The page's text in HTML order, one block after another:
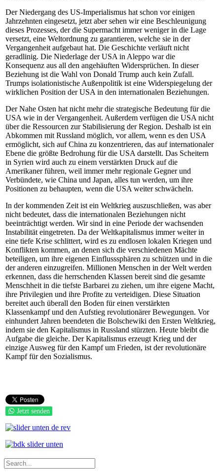
Der Niedergang des US-Imperialismus hat schon vor einigen
Jahrzehnten eingesetzt, jetzt aber sehen wir eine Beschleunigung
dieses Prozesses, der die Supermacht immer weniger in die Lage
versetzt, eine Weltordnung zu garantieren, welche sie in der
Vergangenheit aufgebaut hat. Die Geschichte verläuft nicht
geradlinig. Die Niederlage der USA in Aleppo war die
Konsequenz aus all den angehäuften Widersprüchen. In dieser
Beziehung ist die Wahl von Donald Trump auch kein Zufall.
Trumps isolationistische Außenpolitik ist eine Widerspiegelung der
wirklichen Position der USA in den internationalen Beziehungen.
Der Nahe Osten hat nicht mehr die strategische Bedeutung für die
USA wie in der Vergangenheit. Außerdem verfügen die USA nicht
über die Ressourcen zur Stabilisierung der Region. Deshalb ist ein
Abkommen mit Russland möglich, vor allem, wenn es den USA
ermöglicht, sich auf China zu konzentrieren, das auf internationaler
Ebene die größte Bedrohung für die USA darstellt. Das Scheitern
in Syrien wird auch zu einem verstärkten Druck auf die
Amerikaner führen, weil immer mehr regionale Gegner und
Verbündete, wie China und Japan, alles tun werden, um ihre
Positionen zu behaupten, wenn die USA weiter schwächeln.
In der kommenden Zeit ist ein Weltkrieg auszuschließen, was aber
nicht bedeutet, dass die internationalen Beziehungen nicht
beeinträchtigt werden. Wir sind in eine Periode der wachsenden
Instabilität eingetreten. Da der Weltkapitalismus immer weiter in
eine tiefe Krise schlittert, wird es zu endlosen lokalen Kriegen und
Konflikten kommen, an denen sich die verschiedenen Mächte
beteiligen, um ihre eigenen Einflusssphären zu schützen und in die
der anderen einzugreifen. Millionen Menschen in der Welt werden
erkennen, dass die herrschenden Klassen bereit sind die gesamte
Menschheit in die tiefste Barbarei zu ziehen, um ihre eigene Macht,
ihre Privilegien und ihre Profite zu verteidigen. Diese Situation
bereitet auch überall den Boden für einen verstärkten
Klassenkampf und den Aufstieg revolutionärer Bewegungen. Vor
einhundert Jahren beendeten die Bolschewiki den Ersten Weltkrieg,
indem sie den Kapitalismus in Russland stürzten. Heute bleibt die
Aufgabe die gleiche. Der Kapitalismus erzeugt Krieg und der
einzige Ausweg für den Kampf um Frieden, ist der revolutionäre
Kampf für den Sozialismus.
Jetzt senden